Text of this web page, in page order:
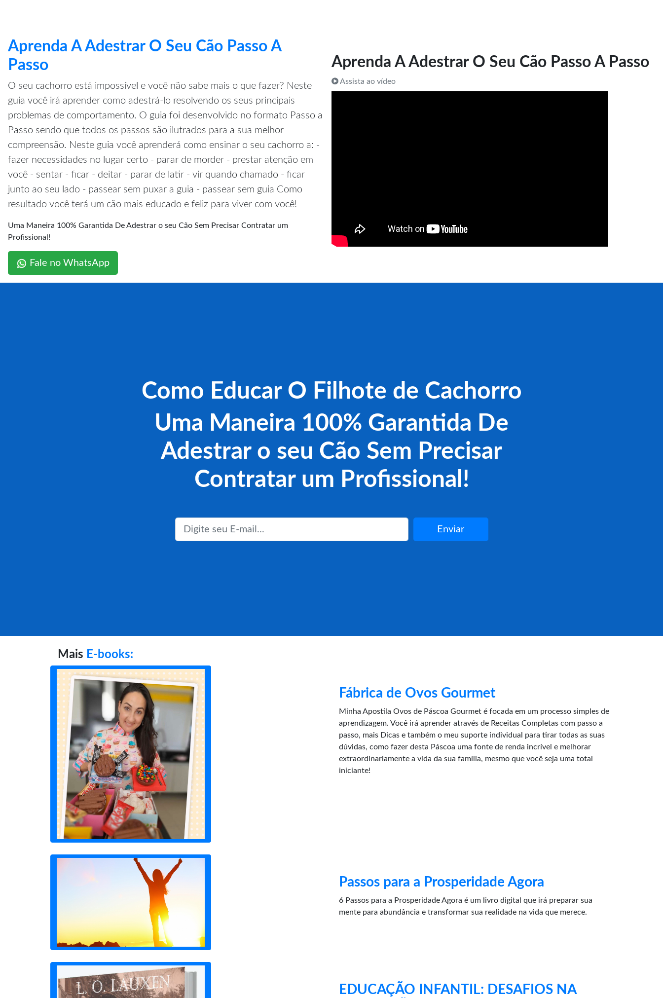
Aprenda A Adestrar O Seu Cão Passo A Passo
Assista ao vídeo
Aprenda A Adestrar O Seu Cão Passo A
Passo
O seu cachorro está impossível e você não sabe mais o que fazer? Neste
guia você irá aprender como adestrá-lo resolvendo os seus principais
problemas de comportamento. O guia foi desenvolvido no formato Passo a
Passo sendo que todos os passos são ilutrados para a sua melhor
compreensão. Neste guia você aprenderá como ensinar o seu cachorro a: -
fazer necessidades no lugar certo - parar de morder - prestar atenção em
você - sentar - ficar - deitar - parar de latir - vir quando chamado - ficar
junto ao seu lado - passear sem puxar a guia - passear sem guia Como
resultado você terá um cão mais educado e feliz para viver com você!
Uma Maneira 100% Garantida De Adestrar o seu Cão Sem Precisar Contratar um
Profissional!
Fale no WhatsApp
Como Educar O Filhote de Cachorro
Uma Maneira 100% Garantida De
Adestrar o seu Cão Sem Precisar
Contratar um Profissional!
Enviar
Mais E-books:
Fábrica de Ovos Gourmet
Minha Apostila Ovos de Páscoa Gourmet é focada em um processo simples de
aprendizagem. Você irá aprender através de Receitas Completas com passo a
passo, mais Dicas e também o meu suporte individual para tirar todas as suas
dúvidas, como fazer desta Páscoa uma fonte de renda incrível e melhorar
extraordinariamente a vida da sua família, mesmo que você seja uma total
iniciante!
Passos para a Prosperidade Agora
6 Passos para a Prosperidade Agora é um livro digital que irá preparar sua
mente para abundância e transformar sua realidade na vida que merece.
EDUCAÇÃO INFANTIL: DESAFIOS NA